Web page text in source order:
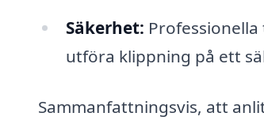
Säkerhet:
utföra klippning på ett
Sammanfattningsvis, att